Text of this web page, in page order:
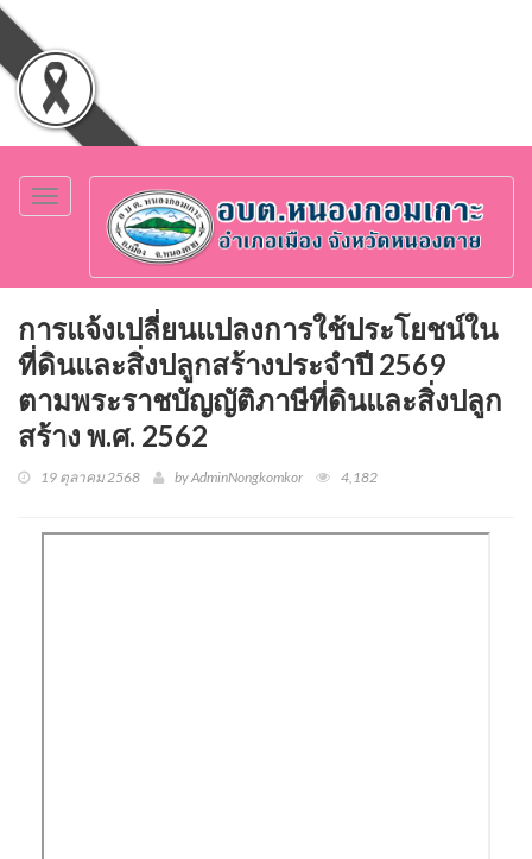
Toggle
navigation
การแจ้งเปลี่ยนแปลงการใช้ประโยชน์ใน
ที่ดินและสิ่งปลูกสร้างประจำปี 2569
ตามพระราชบัญญัติภาษีที่ดินและสิ่งปลูก
สร้าง พ.ศ. 2562
19 ตุลาคม 2568 by AdminNongkomkor 4,182